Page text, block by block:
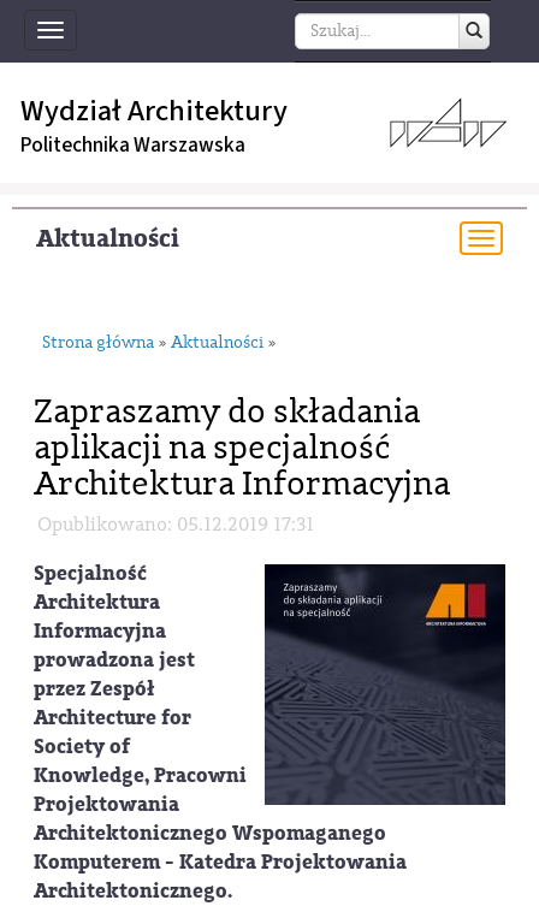
Toggle
navigation
Wydział Architektury
Politechnika Warszawska
Aktualności
Strona główna » Aktualności »
Zapraszamy do składania
aplikacji na specjalność
Architektura Informacyjna
Opublikowano: 05.12.2019 17:31
Specjalność
Architektura
Informacyjna
prowadzona jest
przez Zespół
Architecture for
Society of
Knowledge, Pracowni
Projektowania
Architektonicznego Wspomaganego
Komputerem - Katedra Projektowania
Architektonicznego.